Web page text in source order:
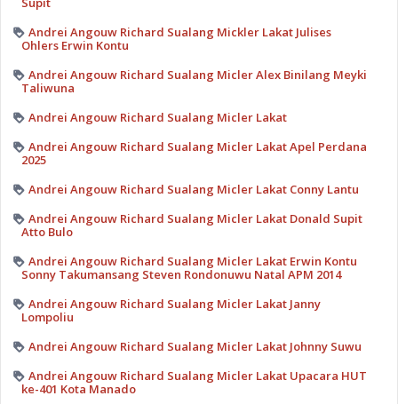
Andrei Angouw Richard Sualang Mickler Lakat Julises
Ohlers Erwin Kontu
Andrei Angouw Richard Sualang Micler Alex Binilang Meyki
Taliwuna
Andrei Angouw Richard Sualang Micler Lakat
Andrei Angouw Richard Sualang Micler Lakat Apel Perdana
2025
Andrei Angouw Richard Sualang Micler Lakat Conny Lantu
Andrei Angouw Richard Sualang Micler Lakat Donald Supit
Atto Bulo
Andrei Angouw Richard Sualang Micler Lakat Erwin Kontu
Sonny Takumansang Steven Rondonuwu Natal APM 2014
Andrei Angouw Richard Sualang Micler Lakat Janny
Lompoliu
Andrei Angouw Richard Sualang Micler Lakat Johnny Suwu
Andrei Angouw Richard Sualang Micler Lakat Upacara HUT
ke-401 Kota Manado